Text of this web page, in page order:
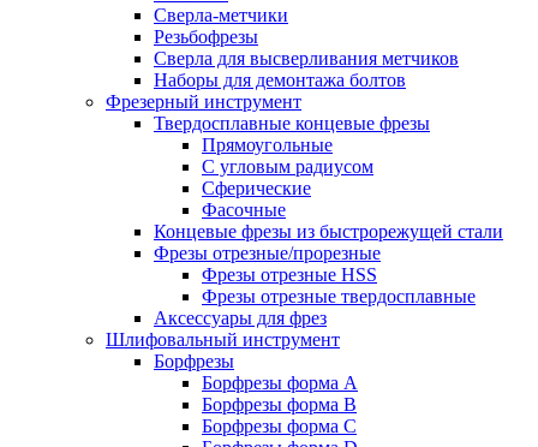
Сверла-метчики
Резьбофрезы
Сверла для высверливания метчиков
Наборы для демонтажа болтов
Фрезерный инструмент
Твердосплавные концевые фрезы
Прямоугольные
С угловым радиусом
Сферические
Фасочные
Концевые фрезы из быстрорежущей стали
Фрезы отрезные/прорезные
Фрезы отрезные HSS
Фрезы отрезные твердосплавные
Аксессуары для фрез
Шлифовальный инструмент
Борфрезы
Борфрезы форма A
Борфрезы форма B
Борфрезы форма C